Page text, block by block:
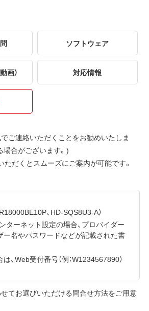
ソフトウェア
画） 対応情報
でご連絡いただくことをお勧めいたしま
場合がございます。)
ただくとスムーズにご案内が可能です。
、HD-SQS8U3-A）
ターネット設定の場合、プロバイダー
ー名やパスワードなどが記載された書
、Web受付番号（例：W1234567890）
てお選びいただける問合せ方法をご用意